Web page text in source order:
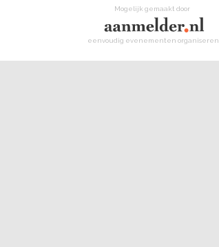
Mogelijk gemaakt door
eenvoudig evenementen organiseren